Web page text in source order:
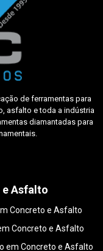
de ferramentas para
asfalto e toda a indústria
diamantadas para
e Asfalto
Concreto e Asfalto
Concreto e Asfalto
em Concreto e Asfalto